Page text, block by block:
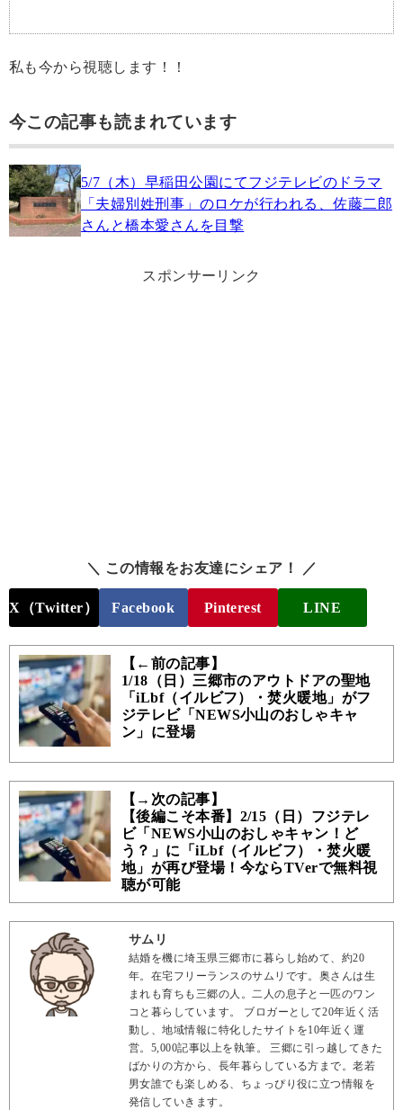
私も今から視聴します！！
今この記事も読まれています
5/7（木）早稲田公園にてフジテレビのドラマ
「夫婦別姓刑事」のロケが行われる、佐藤二郎
さんと橋本愛さんを目撃
スポンサーリンク
＼ この情報をお友達にシェア！ ／
X（Twitter） Facebook Pinterest LINE
【←前の記事】
1/18（日）三郷市のアウトドアの聖地
「iLbf（イルビフ）・焚火暖地」がフ
ジテレビ「NEWS小山のおしゃキャ
ン」に登場
【→次の記事】
【後編こそ本番】2/15（日）フジテレ
ビ「NEWS小山のおしゃキャン！ど
う？」に「iLbf（イルビフ）・焚火暖
地」が再び登場！今ならTVerで無料視
聴が可能
サムリ
結婚を機に埼玉県三郷市に暮らし始めて、約20
年。在宅フリーランスのサムリです。奥さんは生
まれも育ちも三郷の人。二人の息子と一匹のワン
コと暮らしています。 ブロガーとして20年近く活
動し、地域情報に特化したサイトを10年近く運
営。5,000記事以上を執筆。 三郷に引っ越してきた
ばかりの方から、長年暮らしている方まで。老若
男女誰でも楽しめる、ちょっぴり役に立つ情報を
発信していきます。